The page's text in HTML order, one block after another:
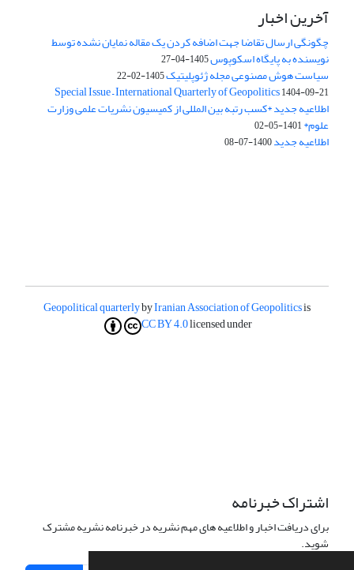
آخرین اخبار
چگونگی ارسال تقاضا جهت اضافه کردن یک مقاله نمایان نشده توسط
نویسنده به پایگاه اسکوپوس1405-04-27
سیاست هوش مصنوعی مجله ژئوپلیتیک1405-02-22
Special Issue – International Quarterly of Geopolitics1404-09-21
اطلاعیه جدید *کسب رتبه بین المللی از کمیسیون نشریات علمی وزارت
علوم*1401-05-02
اطلاعیه جدید1400-07-08
Geopolitical quarterlybyIranian Association of Geopoliticsis
licensed under
CC BY 4.0
اشتراک خبرنامه
برای دریافت اخبار و اطلاعیه های مهم نشریه در خبرنامه نشریه مشترک
شوید.